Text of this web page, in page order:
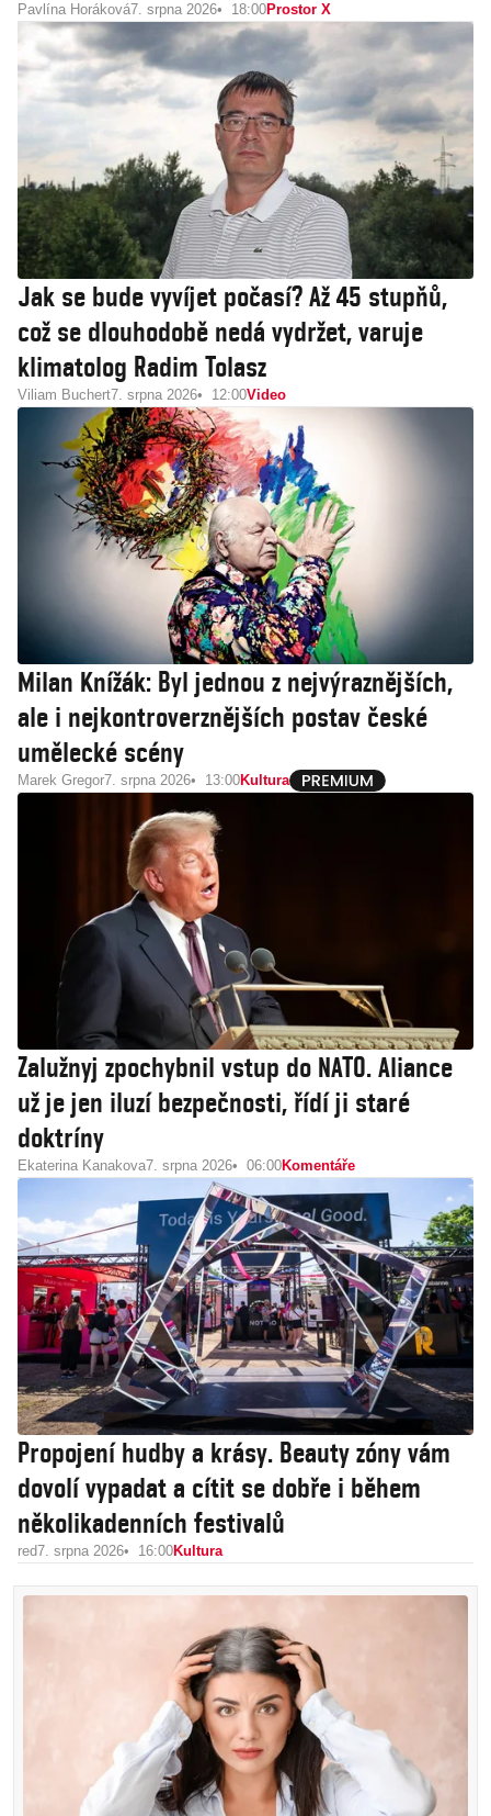
Pavlína Horáková7. srpna 2026 18:00Prostor X
Jak se bude vyvíjet počasí? Až 45 stupňů,
což se dlouhodobě nedá vydržet, varuje
klimatolog Radim Tolasz
Viliam Buchert7. srpna 2026 12:00Video
Milan Knížák: Byl jednou z nejvýraznějších,
ale i nejkontroverznějších postav české
umělecké scény
Marek Gregor7. srpna 2026 13:00Kultura
Zalužnyj zpochybnil vstup do NATO. Aliance
už je jen iluzí bezpečnosti, řídí ji staré
doktríny
Ekaterina Kanakova7. srpna 2026 06:00Komentáře
Propojení hudby a krásy. Beauty zóny vám
dovolí vypadat a cítit se dobře i během
několikadenních festivalů
red7. srpna 2026 16:00Kultura